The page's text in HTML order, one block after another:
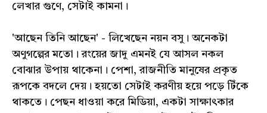
লেখার গুণে, সেটাই কামনা।
'আছেন তিনি আছেন' - লিখেছেন নয়ন বসু। অনেকটা
অণুগল্পের মতো। রংয়ের জাদু এমনই যে আসল নকল
বোঝার উপায় থাকেনা। পেশা, রাজনীতি মানুষের প্রকৃত
রূপকে বদলে দেয়। হয়তো সেটাই করণীয় হয়ে পড়ে টিঁকে
থাকতে। পেছন ধাওয়া করে মিডিয়া, একটা সাক্ষাৎকার